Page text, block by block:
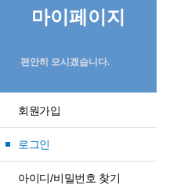
마이페이지
편안히 모시겠습니다.
회원가입
로그인
아이디/비밀번호 찾기